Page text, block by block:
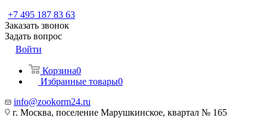
+7 495 187 83 63
Заказать звонок
Задать вопрос
Войти
Корзина0
Избранные товары0
info@zookorm24.ru
г. Москва, поселение Марушкинское, квартал № 165